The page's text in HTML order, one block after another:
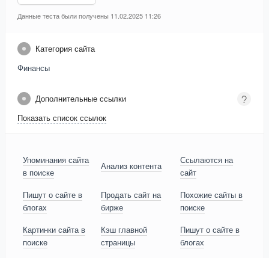
Данные теста были получены 11.02.2025 11:26
Категория сайта
Финансы
Дополнительные ссылки
Показать список ссылок
Упоминания сайта
в поиске
Анализ контента
Ссылаются на
сайт
Пишут о сайте в
блогах
Продать сайт на
бирже
Похожие сайты в
поиске
Картинки сайта в
поиске
Кэш главной
страницы
Пишут о сайте в
блогах